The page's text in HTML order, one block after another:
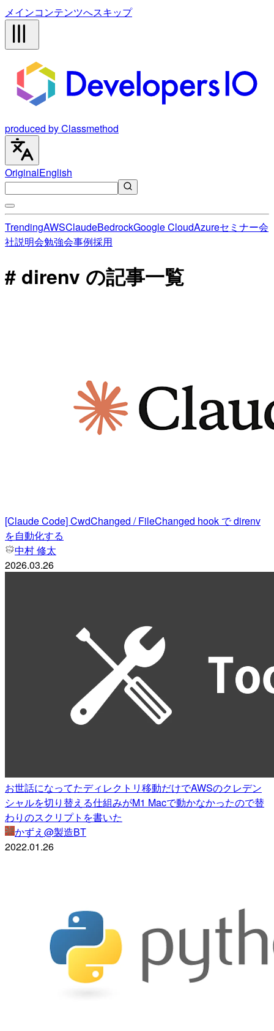
メインコンテンツへスキップ
produced by Classmethod
OriginalEnglish
TrendingAWSClaudeBedrockGoogle CloudAzureセミナー会
社説明会勉強会事例採用
# direnv の記事一覧
[Claude Code] CwdChanged / FileChanged hook で direnv
を自動化する
中村 修太
2026.03.26
お世話になってたディレクトリ移動だけでAWSのクレデン
シャルを切り替える仕組みがM1 Macで動かなかったので替
わりのスクリプトを書いた
かずえ@製造BT
2022.01.26